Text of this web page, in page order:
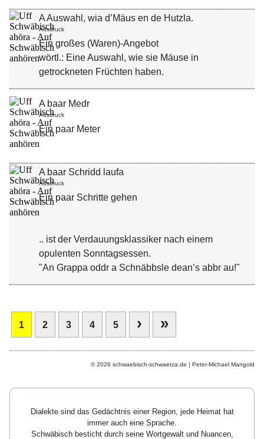
A Auswahl, wia d’Mäus en de Hutzla.
Ausdruck
Ein großes (Waren)-Angebot
wörtl.: Eine Auswahl, wie sie Mäuse in
getrockneten Früchten haben.
A baar Medr
Ausdruck
Ein paar Meter
A baar Schridd laufa
Ausdruck
Ein paar Schritte gehen
.. ist der Verdauungsklassiker nach einem
opulenten Sonntagsessen.
"An Grappa oddr a Schnäbbsle dean’s abbr au!"
1 2 3 4 5 › »
© 2026 schwaebisch-schwaetza.de | Peter-Michael Mangold
Dialekte sind das Gedächtnis einer Region, jede Heimat hat
immer auch eine Sprache.
Schwäbisch besticht durch seine Wortgewalt und Nuancen,